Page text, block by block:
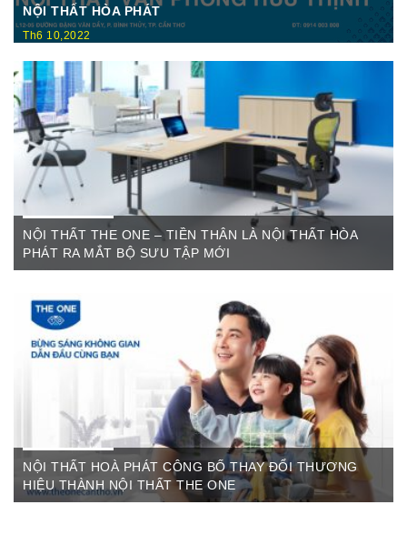
NỘI THẤT HÒA PHÁT
Th6 10,2022
Nội Thất Hòa Phátt Cần Thơ Là nơi trưng bày và cung cấp
các sản phẩm như: Bàn văn phòng, ghế xoay văn phòng, tủ hồ
sơ, két sắt,…Của cty CP Nội Thất Hòa Phát( Nội thất The
One) có địa ...
NỘI THẤT THE ONE – TIỀN THÂN LÀ NỘI THẤT HÒA
PHÁT RA MẮT BỘ SƯU TẬP MỚI
The One Cần Thơ Thông báo về việc thay đổi thương hiệu Nội
Thất Hòa Phát Ngày ...
NỘI THẤT HOÀ PHÁT CÔNG BỐ THAY ĐỔI THƯƠNG
HIỆU THÀNH NỘI THẤT THE ONE